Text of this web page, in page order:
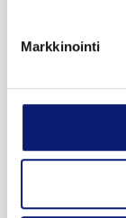
Markkinointi